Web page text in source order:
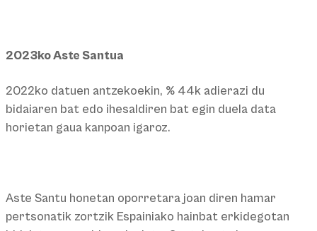
2023ko Aste Santua
2022ko datuen antzekoekin, % 44k adierazi du
bidaiaren bat edo ihesaldiren bat egin duela data
horietan gaua kanpoan igaroz.
Aste Santu honetan oporretara joan diren hamar
pertsonatik zortzik Espainiako hainbat erkidegotan